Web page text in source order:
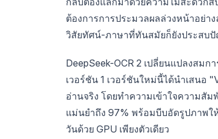
ต้องการการประมวลผลล่วงหน้าอย่า
วิสัยทัศน์-ภาษาที่ทันสมัยก็ยังประสบปั
DeepSeek-OCR 2 เปลี่ยนแปลงสม
เวอร์ชัน 1 เวอร์ชันใหม่นี้ได้นำเสนอ
อ่านจริง โดยทำความเข้าใจความสั
แม่นยำถึง 97% พร้อมบีบอัดรูปภาพใ
วันด้วย GPU เพียงตัวเดียว